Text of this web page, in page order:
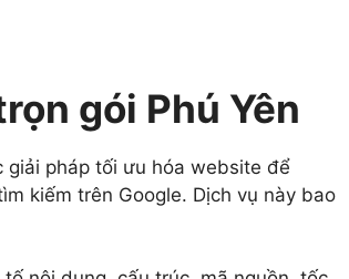
gói Phú Yên
giải pháp tối ưu hóa website để
kiếm trên Google. Dịch vụ này bao